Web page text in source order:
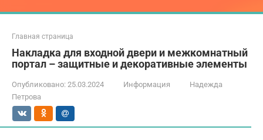
Главная страница
Накладка для входной двери и межкомнатный
портал – защитные и декоративные элементы
Опубликовано: 25.03.2024 Информация
Надежда
Петрова